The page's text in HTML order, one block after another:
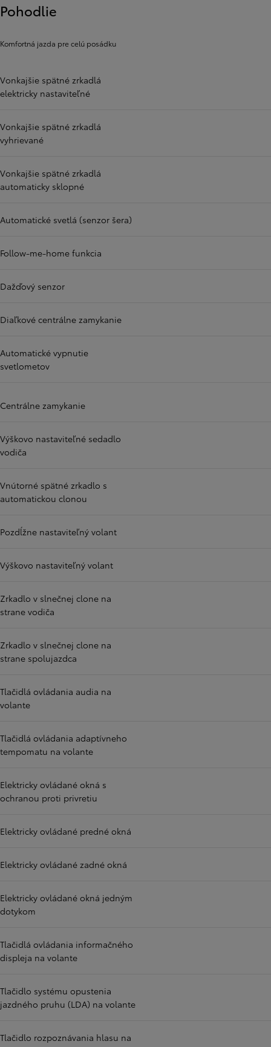
Pohodlie
Komfortná jazda pre celú posádku
Vonkajšie spätné zrkadlá
elektricky nastaviteľné
Vonkajšie spätné zrkadlá
vyhrievané
Vonkajšie spätné zrkadlá
automaticky sklopné
Automatické svetlá (senzor šera)
Follow-me-home funkcia
Dažďový senzor
Diaľkové centrálne zamykanie
Automatické vypnutie
svetlometov
Centrálne zamykanie
Výškovo nastaviteľné sedadlo
vodiča
Vnútorné spätné zrkadlo s
automatickou clonou
Pozdĺžne nastaviteľný volant
Výškovo nastaviteľný volant
Zrkadlo v slnečnej clone na
strane vodiča
Zrkadlo v slnečnej clone na
strane spolujazdca
Tlačidlá ovládania audia na
volante
Tlačidlá ovládania adaptívneho
tempomatu na volante
Elektricky ovládané okná s
ochranou proti privretiu
Elektricky ovládané predné okná
Elektricky ovládané zadné okná
Elektricky ovládané okná jedným
dotykom
Tlačidlá ovládania informačného
displeja na volante
Tlačidlo systému opustenia
jazdného pruhu (LDA) na volante
Tlačidlo rozpoznávania hlasu na